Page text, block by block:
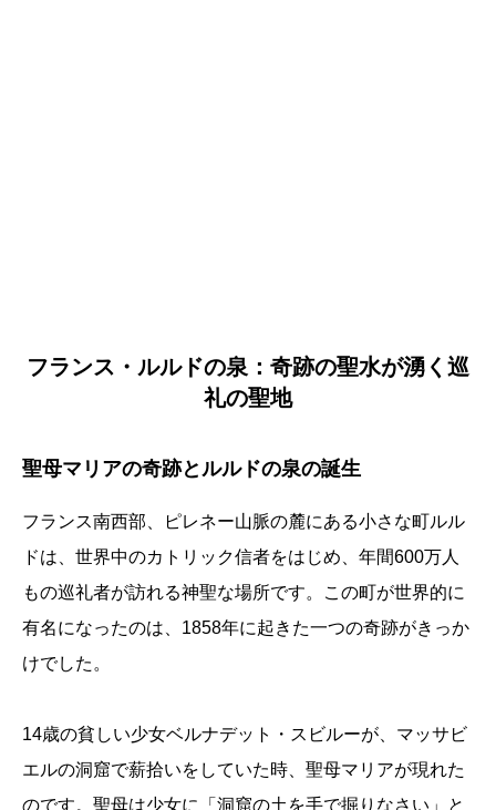
フランス・ルルドの泉：奇跡の聖水が湧く巡
礼の聖地
聖母マリアの奇跡とルルドの泉の誕生
フランス南西部、ピレネー山脈の麓にある小さな町ルル
ドは、世界中のカトリック信者をはじめ、年間600万人
もの巡礼者が訪れる神聖な場所です。この町が世界的に
有名になったのは、1858年に起きた一つの奇跡がきっか
けでした。
14歳の貧しい少女ベルナデット・スビルーが、マッサビ
エルの洞窟で薪拾いをしていた時、聖母マリアが現れた
のです。聖母は少女に「洞窟の土を手で掘りなさい」と